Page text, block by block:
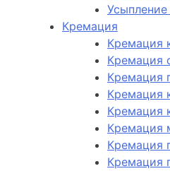
Кремация
Кремация
Кремация
Кремация
Кремация
Кремация
Кремация
Кремация
Кремация